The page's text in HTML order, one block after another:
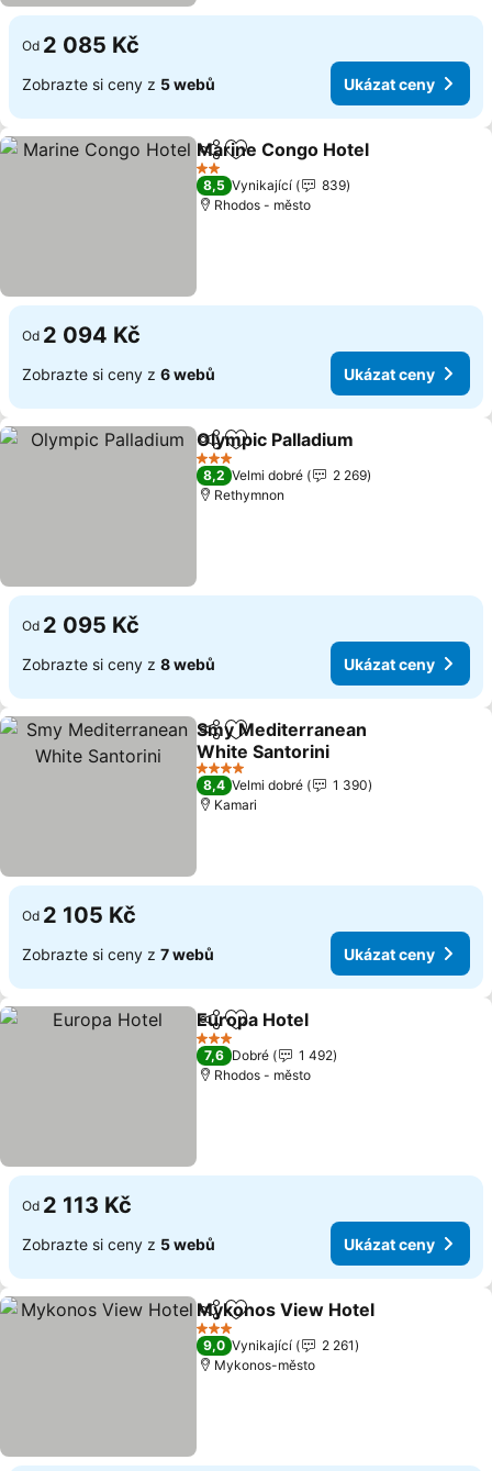
Od 2 085 Kč
Zobrazte si ceny z 5 webů Ukázat ceny
SdíletPřidat na seznam oblíbených
Marine Congo Hotel
2 Počet hvězdiček
8,5 Vynikající
839
Rhodos - město
Od 2 094 Kč
Zobrazte si ceny z 6 webů Ukázat ceny
SdíletPřidat na seznam oblíbených
Olympic Palladium
3 Počet hvězdiček
8,2 Velmi dobré
2 269
Rethymnon
Od 2 095 Kč
Zobrazte si ceny z 8 webů Ukázat ceny
SdíletPřidat na seznam oblíbených
Smy Mediterranean
White Santorini
4 Počet hvězdiček
8,4 Velmi dobré
1 390
Kamari
Od 2 105 Kč
Zobrazte si ceny z 7 webů Ukázat ceny
SdíletPřidat na seznam oblíbených
Europa Hotel
3 Počet hvězdiček
7,6 Dobré
1 492
Rhodos - město
Od 2 113 Kč
Zobrazte si ceny z 5 webů Ukázat ceny
SdíletPřidat na seznam oblíbených
Mykonos View Hotel
3 Počet hvězdiček
9,0 Vynikající
2 261
Mykonos-město